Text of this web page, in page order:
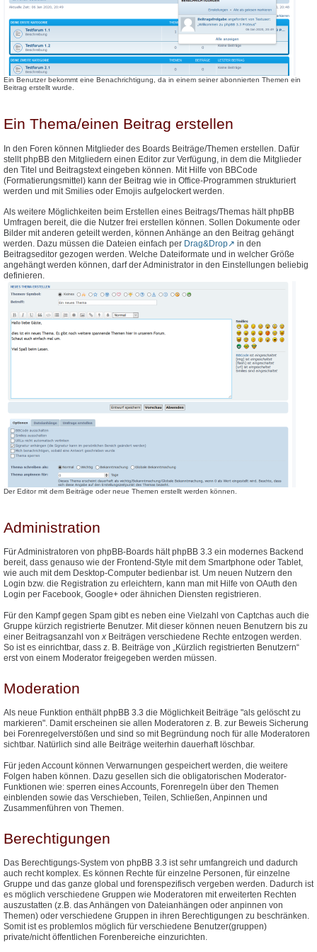
Ein Benutzer bekommt eine Benachrichtigung, da in einem seiner abonnierten Themen ein
Beitrag erstellt wurde.
Ein Thema/einen Beitrag erstellen
In den Foren können Mitglieder des Boards Beiträge/Themen erstellen. Dafür
stellt phpBB den Mitgliedern einen Editor zur Verfügung, in dem die Mitglieder
den Titel und Beitragstext eingeben können. Mit Hilfe von BBCode
(Formatierungsmittel) kann der Beitrag wie in Office-Programmen strukturiert
werden und mit Smilies oder Emojis aufgelockert werden.
Als weitere Möglichkeiten beim Erstellen eines Beitrags/Themas hält phpBB
Umfragen bereit, die die Nutzer frei erstellen können. Sollen Dokumente oder
Bilder mit anderen geteilt werden, können Anhänge an den Beitrag gehängt
werden. Dazu müssen die Dateien einfach per Drag&Drop
in den
Beitragseditor gezogen werden. Welche Dateiformate und in welcher Größe
angehängt werden können, darf der Administrator in den Einstellungen beliebig
definieren.
Der Editor mit dem Beiträge oder neue Themen erstellt werden können.
Administration
Für Administratoren von phpBB-Boards hält phpBB 3.3 ein modernes Backend
bereit, dass genauso wie der Frontend-Style mit dem Smartphone oder Tablet,
wie auch mit dem Desktop-Computer bedienbar ist. Um neuen Nutzern den
Login bzw. die Registration zu erleichtern, kann man mit Hilfe von OAuth den
Login per Facebook, Google+ oder ähnichen Diensten registrieren.
Für den Kampf gegen Spam gibt es neben eine Vielzahl von Captchas auch die
Gruppe kürzich registrierte Benutzer. Mit dieser können neuen Benutzern bis zu
einer Beitragsanzahl vonx Beiträgen verschiedene Rechte entzogen werden.
So ist es einrichtbar, dass z. B. Beiträge von „Kürzlich registrierten Benutzern“
erst von einem Moderator freigegeben werden müssen.
Moderation
Als neue Funktion enthält phpBB 3.3 die Möglichkeit Beiträge "als gelöscht zu
markieren". Damit erscheinen sie allen Moderatoren z. B. zur Beweis Sicherung
bei Forenregelverstößen und sind so mit Begründung noch für alle Moderatoren
sichtbar. Natürlich sind alle Beiträge weiterhin dauerhaft löschbar.
Für jeden Account können Verwarnungen gespeichert werden, die weitere
Folgen haben können. Dazu gesellen sich die obligatorischen Moderator-
Funktionen wie: sperren eines Accounts, Forenregeln über den Themen
einblenden sowie das Verschieben, Teilen, Schließen, Anpinnen und
Zusammenführen von Themen.
Berechtigungen
Das Berechtigungs-System von phpBB 3.3 ist sehr umfangreich und dadurch
auch recht komplex. Es können Rechte für einzelne Personen, für einzelne
Gruppe und das ganze global und forenspezifisch vergeben werden. Dadurch ist
es möglich verschiedene Gruppen wie Moderatoren mit erweiterten Rechten
auszustatten (z.B. das Anhängen von Dateianhängen oder anpinnen von
Themen) oder verschiedene Gruppen in ihren Berechtigungen zu beschränken.
Somit ist es problemlos möglich für verschiedene Benutzer(gruppen)
private/nicht öffentlichen Forenbereiche einzurichten.